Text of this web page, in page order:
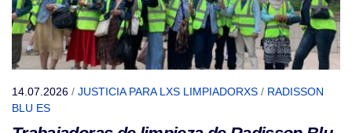
14.07.2026 / JUSTICIA PARA LXS LIMPIADORXS / RADISSON
BLU ES